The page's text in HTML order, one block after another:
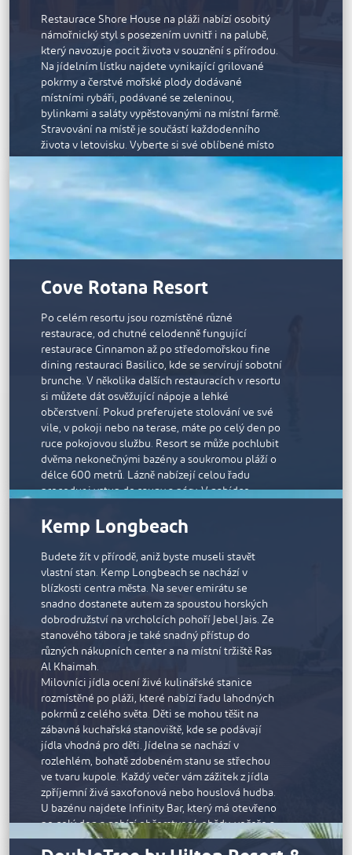
póry a dodá vám pocit revitalizace. K dispozici je
rozsáhlá nabídka hýčkajících lázeňských a
wellness procedur, relaxačních ošetření obličeje a
těla a kosmetický salon.
Můžete si prohlédnout promenádu v Al Marjanu,
která je posetá kavárnami a parky s lavičkami ve
stínu a umožňuje dokonalou projížďku na kole,
procházku při západu slunce, jogging nebo běh.
Pláže na obou stranách ostrova jsou pokryty bílým
pískem a nabízejí přístup k mělkým průzračným
lagunám.
Hotel Rixos Bab Al Bahr se nachází pouhých pět
minut od vesnice Al Hamra s veškerými službami,
30 minut od města Ras Al Khaimah a 45 minut od
Dubaje.
Restaurace Shore House na pláži nabízí osobitý
námořnický styl s posezením uvnitř i na palubě,
který navozuje pocit života v souznění s přírodou.
Na jídelním lístku najdete vynikající grilované
pokrmy a čerstvé mořské plody dodávané
místními rybáři, podávané se zeleninou,
bylinkami a saláty vypěstovanými na místní farmě.
Stravování na místě je součástí každodenního
života v letovisku. Vyberte si své oblíbené místo
na pláži, na blízkém soukromém ostrově nebo ve
své vile a kuchaři pro vás připraví kulinářskou
hostinu, zatímco budete pozorovat západ slunce
nad zálivem.
Soukromé pavilony s úchvatným výhledem na
moře a Arabský záliv poskytují klidné prostředí
pracují s luxusními značkami ESPA a Natura Bissé,
příjemné odpoledne plné hýčkání. K dispozici je
také fitness centrum se základními potřebami
včetně posilovacích strojů a crossového trenažéru.
Cove Rotana Resort
Po celém resortu jsou rozmístěné různé
restaurace, od chutné celodenně fungující
restaurace Cinnamon až po středomořskou fine
dining restauraci Basilico, kde se servírují sobotní
brunche. V několika dalších restauracích v resortu
si můžete dát osvěžující nápoje a lehké
občerstvení. Pokud preferujete stolování ve své
vile, v pokoji nebo na terase, máte po celý den po
ruce pokojovou službu. Resort se může pochlubit
dvěma nekonečnými bazény a soukromou pláží o
délce 600 metrů. Lázně nabízejí celou řadu
procedur i vstup do sauny a páry. V nabídce
nechybí ani pravidelná zábava pro rodiny s dětmi,
nabídka vodních sportů, dětský bazén a celá řada
fitness aktivit.
Kemp Longbeach
Budete žít v přírodě, aniž byste museli stavět
vlastní stan. Kemp Longbeach se nachází v
blízkosti centra města. Na sever emirátu se
snadno dostanete autem za spoustou horských
dobrodružství na vrcholcích pohoří Jebel Jais. Ze
stanového tábora je také snadný přístup do
různých nákupních center a na místní tržiště Ras
Al Khaimah.
Milovníci jídla ocení živé kulinářské stanice
rozmístěné po pláži, které nabízí řadu lahodných
pokrmů z celého světa. Děti se mohou těšit na
zábavná kuchařská stanoviště, kde se podávají
jídla vhodná pro děti. Jídelna se nachází v
rozlehlém, bohatě zdobeném stanu se střechou
ve tvaru kupole. Každý večer vám zážitek z jídla
zpříjemní živá saxofonová nebo houslová hudba.
U bazénu najdete Infinity Bar, který má otevřeno
po celý den a nabízí občerstvení, obědy, večeře a
nápoje.